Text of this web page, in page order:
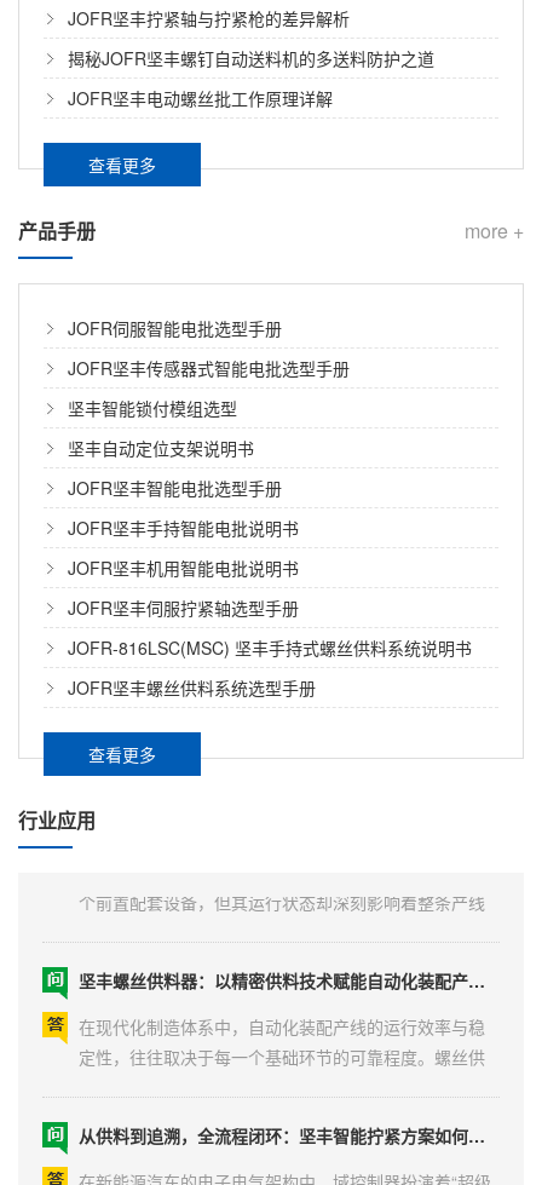
JOFR坚丰拧紧轴与拧紧枪的差异解析
揭秘JOFR坚丰螺钉自动送料机的多送料防护之道
JOFR坚丰电动螺丝批工作原理详解
查看更多
more +
产品手册
JOFR伺服智能电批选型手册
JOFR坚丰传感器式智能电批选型手册
坚丰智能锁付模组选型
坚丰自动定位支架说明书
JOFR坚丰智能电批选型手册
JOFR坚丰手持智能电批说明书
JOFR坚丰机用智能电批说明书
JOFR坚丰伺服拧紧轴选型手册
JOFR-816LSC(MSC) 坚丰手持式螺丝供料系统说明书
JOFR坚丰螺丝供料系统选型手册
查看更多
行业应用
却发现瓶颈根本不在于锁付速度，而在于前端的上料环
节：微小型螺钉在振动盘中卡住、叠料、送钉不及时，
导致整条产线频繁停机清理，OEE（设备综合效率）大
打折扣。 坚丰电子深耕精密装配领域多年，其推出的转
扰行业的“上料之痛”。...
汽车座椅装配，如何做到零漏拧、零滑牙、全追溯？坚丰防错方案给出答案
汽车座椅，看似简单的一个总成，却是整车安全系统中
最关键的被动安全件之一。 滑轨螺栓扭矩不足，急刹车
时座椅可能移位； 调角器螺钉滑牙，碰撞时靠背可能突
然倾倒； 气囊感应器固定螺丝漏拧，安全系统可能失
零。 正因如此，汽车座椅装配对拧紧防错的要求，堪称
在汽车座椅装配中，究竟设置了哪些防错关卡？...
在家电行业规模化生产中，高节拍产线是保障产能的核
调压缩机、洗衣机电机、微波炉门铰链等高频次、高要
求的装配工位，许多家电厂商仍在承受传统拧紧工具带
来的阵痛。...
面向零缺陷制造的智能拧紧方案：坚丰如何构建可追溯的质量闭环
在离散制造领域，螺纹连接作为最普遍的紧固方式，其
质量直接决定产品的可靠性与安全性。然而，传统拧紧
工艺长期面临三大核心矛盾：扭矩控制的离散性、过程
数据的不可追溯性、以及质量异常的滞后响应性。...
自动锁螺丝机报价一般多少，水分在哪？避坑参考
本文梳理自动锁螺丝机行业报价区间及四类常见报价水
分，结合坚丰“手持、桌面、落地、电动拧紧机”全系列设
备的透明报价逻辑，帮产线负责人看清配置、算清总
账，以效率提升3–5倍、6–12个月回本的长期价值，避
开隐性成本陷阱。...
坚丰锁付模组核心配件技术解析：摆臂、吸钉管与夹爪的选型与维护要点
锁付模组是自动化拧紧系统的执行单元，其性能稳定性
不仅取决于整体结构设计，也与摆臂、吸钉管、夹爪等
核心配件的选型与磨损状态直接相关。在实际产线运行
浮锁频发——根源往往不在模组整体设计，而在某个配
的效率、稳定性和产品质量。随着制造业自动化程度的
不断提高，供料器已从最初的“简单送料工具”，演变为集
精密机械、智能控制与系统集成于一体的关键工艺设
动化产线中的核心作用、典型应用场景及选型要点。...
定性，往往取决于每一个基础环节的可靠程度。螺丝供
料作为拧紧工序的前置环节，其工作质量直接影响到整
条产线的节拍与产出。供料过程中一旦出现卡料、叠料
或输送延迟，将导致后续拧紧工位被迫停滞，造成产能